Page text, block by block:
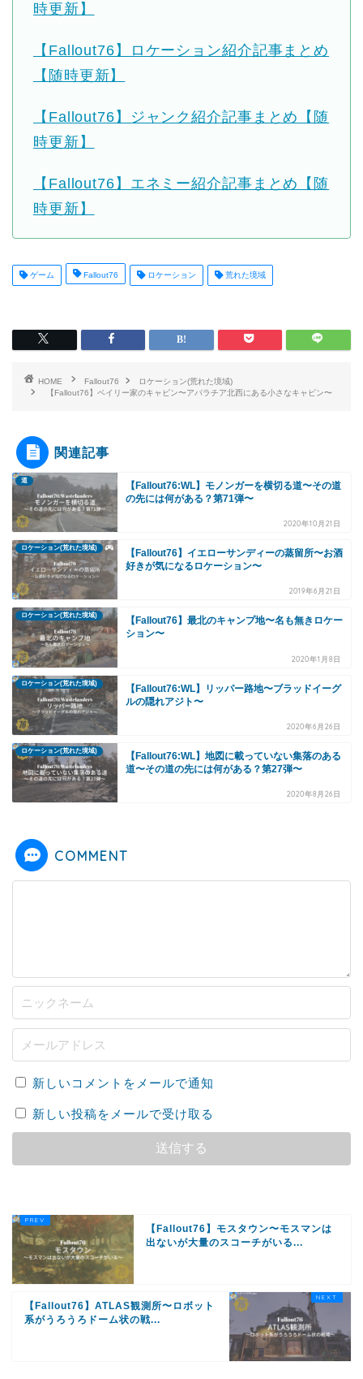
時更新】
【Fallout76】ロケーション紹介記事まとめ
【随時更新】
【Fallout76】ジャンク紹介記事まとめ【随
時更新】
【Fallout76】エネミー紹介記事まとめ【随
時更新】
ゲーム Fallout76 ロケーション 荒れた境域
HOME Fallout76
ロケーション(荒れた境域)
【Fallout76】ベイリー家のキャビン〜アパラチア北西にある小さなキャビン〜
関連記事
道
【Fallout76:WL】モノンガーを横切る道〜その道
の先には何がある？第71弾〜
2020年10月21日
ロケーション(荒れた境域)
【Fallout76】イエローサンディーの蒸留所〜お酒
好きが気になるロケーション〜
2019年6月21日
ロケーション(荒れた境域)
【Fallout76】最北のキャンプ地〜名も無きロケー
ション〜
2020年1月8日
ロケーション(荒れた境域)
【Fallout76:WL】リッパー路地〜ブラッドイーグ
ルの隠れアジト〜
2020年6月26日
ロケーション(荒れた境域)
【Fallout76:WL】地図に載っていない集落のある
道〜その道の先には何がある？第27弾〜
2020年8月26日
COMMENT
新しいコメントをメールで通知
新しい投稿をメールで受け取る
【Fallout76】モスタウン〜モスマンは
出ないが大量のスコーチがいる...
【Fallout76】ATLAS観測所〜ロボット
系がうろうろドーム状の戦...